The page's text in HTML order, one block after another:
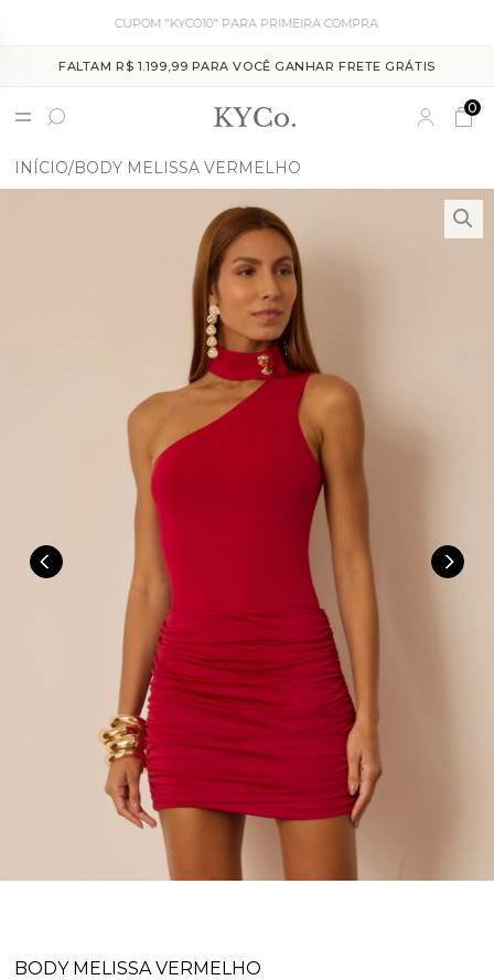
CUPOM "KYCO10" PARA PRIMEIRA COMPRA
FALTAM R$ 1.199,99 PARA VOCÊ GANHAR FRETE GRÁTIS
0
INÍCIO BODY MELISSA VERMELHO
BODY MELISSA VERMELHO